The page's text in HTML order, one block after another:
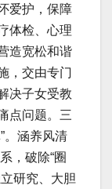
爱护，保障
体检、心理
造宽松和谐
，交由专门
决子女受教
点问题。三
。涵养风清
，破除“圈
研究、大胆